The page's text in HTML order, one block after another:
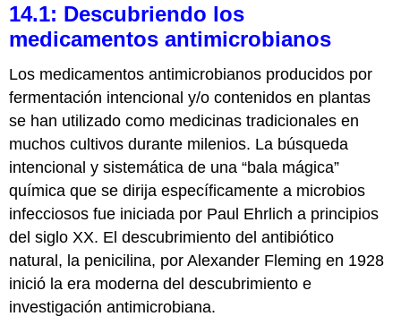
14.1: Descubriendo los
medicamentos antimicrobianos
Los medicamentos antimicrobianos producidos por
fermentación intencional y/o contenidos en plantas
se han utilizado como medicinas tradicionales en
muchos cultivos durante milenios. La búsqueda
intencional y sistemática de una “bala mágica”
química que se dirija específicamente a microbios
infecciosos fue iniciada por Paul Ehrlich a principios
del siglo XX. El descubrimiento del antibiótico
natural, la penicilina, por Alexander Fleming en 1928
inició la era moderna del descubrimiento e
investigación antimicrobiana.